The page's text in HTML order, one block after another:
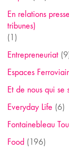
En relations
tribunes)
(1)
Entrepreneuriat
Espaces
Et de nous qui se
Everyday Life (6)
Fontainebleau
Food (196)